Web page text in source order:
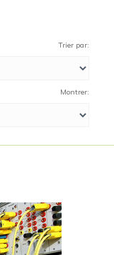
Trier par:
Montrer: